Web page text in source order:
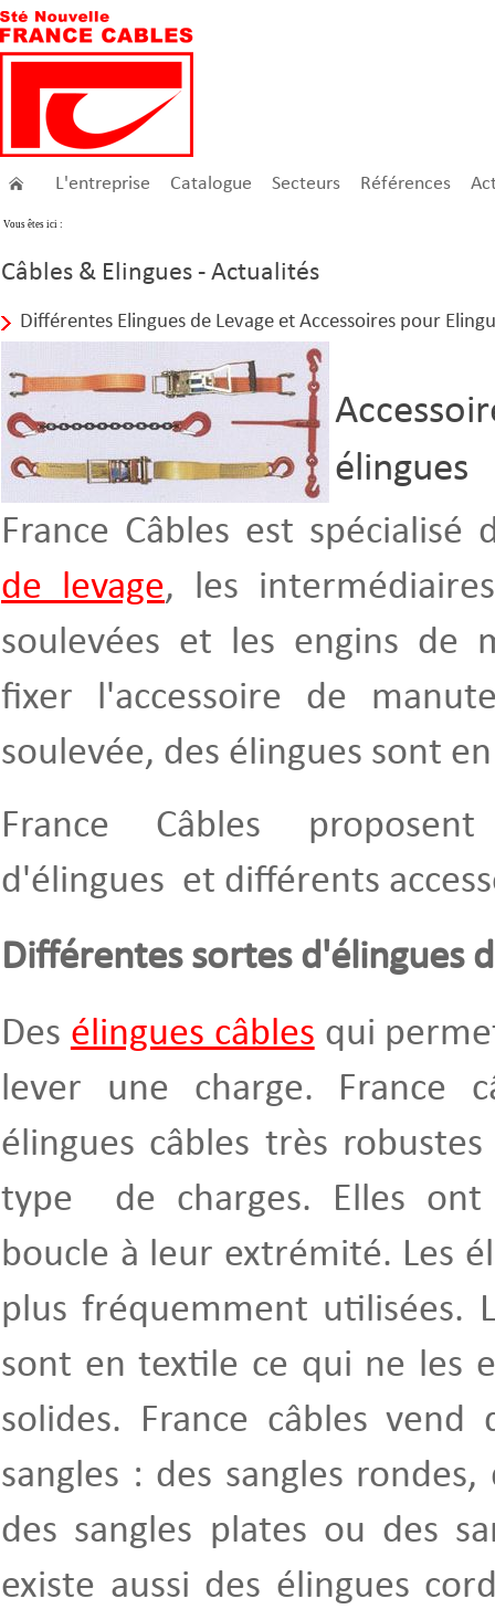
L'entreprise Catalogue Secteurs Références
Vous êtes ici :
Câbles & Elingues - Actualités
Différentes Elingues de Levage et Accessoires pour
élingues
France Câbles est spécialisé
de levage, les
soulevées et les engins de
fixer l'accessoire de
soulevée, des élingues sont
France Câbles
d'élingues et différents
Différentes sortes d'élingues
Des élingues câbles qui
lever une charge. France
élingues câbles très
type de charges. Elles ont
boucle à leur extrémité. Les
plus fréquemment utilisées.
sont en textile ce qui ne les
solides. France câbles vend
sangles : des sangles rondes,
des sangles plates ou des
existe aussi des élingues